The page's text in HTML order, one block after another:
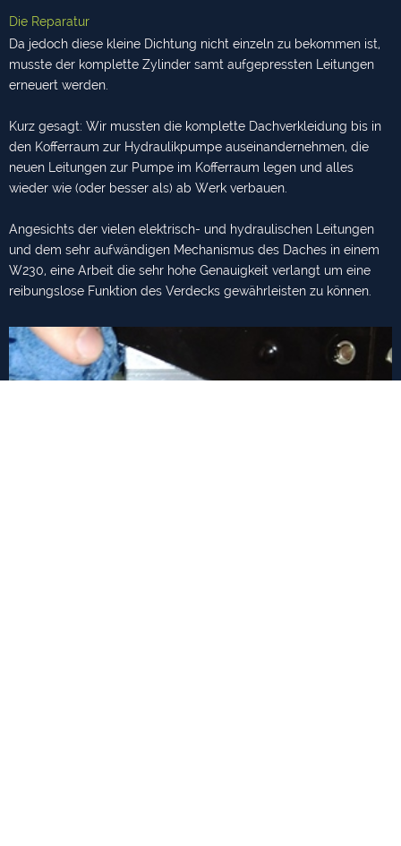
Die Reparatur
Da jedoch diese kleine Dichtung nicht einzeln zu bekommen ist,
musste der komplette Zylinder samt aufgepressten Leitungen
erneuert werden.
Kurz gesagt: Wir mussten die komplette Dachverkleidung bis in
den Kofferraum zur Hydraulikpumpe auseinandernehmen, die
neuen Leitungen zur Pumpe im Kofferraum legen und alles
wieder wie (oder besser als) ab Werk verbauen.
Angesichts der vielen elektrisch- und hydraulischen Leitungen
und dem sehr aufwändigen Mechanismus des Daches in einem
W230, eine Arbeit die sehr hohe Genauigkeit verlangt um eine
reibungslose Funktion des Verdecks gewährleisten zu können.